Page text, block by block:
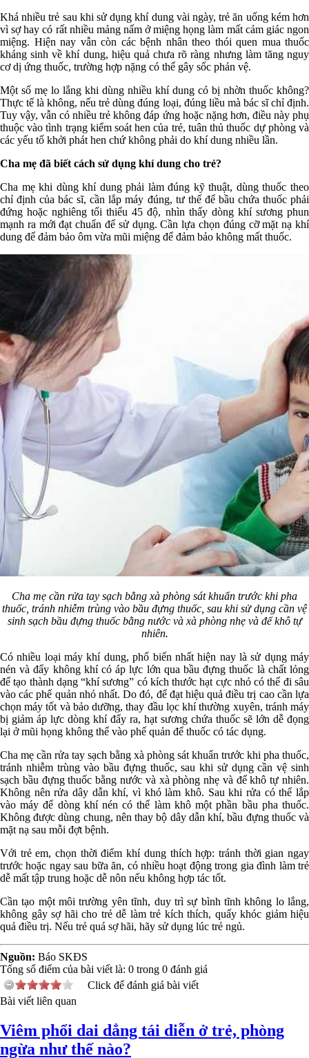
Khá nhiều trẻ sau khi sử dụng khí dung vài ngày, trẻ ăn uống kém hơn
vì sợ hay có rất nhiều mảng nấm ở miệng họng làm mất cảm giác ngon
miệng. Hiện nay vẫn còn các bệnh nhân theo thói quen mua thuốc
kháng sinh về khí dung, hiệu quả chưa rõ ràng nhưng làm tăng nguy
cơ dị ứng thuốc, trường hợp nặng có thể gây sốc phản vệ.
Một số mẹ lo lắng khi dùng nhiều khí dung có bị nhờn thuốc không?
Thực tế là không, nếu trẻ dùng đúng loại, đúng liều mà bác sĩ chỉ định.
Tuy vậy, vẫn có nhiều trẻ không đáp ứng hoặc nặng hơn, điều này phụ
thuộc vào tình trạng kiểm soát hen của trẻ, tuân thủ thuốc dự phòng và
các yếu tố khởi phát hen chứ không phải do khí dung nhiều lần.
Cha mẹ đã biết cách sử dụng khí dung cho trẻ?
Cha mẹ khi dùng khí dung phải làm đúng kỹ thuật, dùng thuốc theo
chỉ định của bác sĩ, cần lắp máy đúng, tư thế để bầu chứa thuốc phải
đứng hoặc nghiêng tối thiểu 45 độ, nhìn thấy dòng khí sương phun
mạnh ra mới đạt chuẩn để sử dụng. Cần lựa chọn đúng cỡ mặt nạ khí
dung để đảm bảo ôm vừa mũi miệng để đảm bảo không mất thuốc.
Cha mẹ cần rửa tay sạch bằng xà phòng sát khuẩn trước khi pha
thuốc, tránh nhiễm trùng vào bầu đựng thuốc, sau khi sử dụng cần vệ
sinh sạch bầu đựng thuốc bằng nước và xà phòng nhẹ và để khô tự
nhiên.
Có nhiều loại máy khí dung, phố biến nhất hiện nay là sử dụng máy
nén và đẩy không khí có áp lực lớn qua bầu đựng thuốc là chất lỏng
để tạo thành dạng “khí sương” có kích thước hạt cực nhỏ có thể đi sâu
vào các phế quản nhỏ nhất. Do đó, để đạt hiệu quả điều trị cao cần lựa
chọn máy tốt và bảo dưỡng, thay đầu lọc khí thường xuyên, tránh máy
bị giảm áp lực dòng khí đẩy ra, hạt sương chứa thuốc sẽ lớn dễ đọng
lại ở mũi họng không thể vào phế quản để thuốc có tác dụng.
Cha mẹ cần rửa tay sạch bằng xà phòng sát khuẩn trước khi pha thuốc,
tránh nhiễm trùng vào bầu đựng thuốc, sau khi sử dụng cần vệ sinh
sạch bầu đựng thuốc bằng nước và xà phòng nhẹ và để khô tự nhiên.
Không nên rửa dây dẫn khí, vì khó làm khô. Sau khi rửa có thể lắp
vào máy để dòng khí nén có thể làm khô một phần bầu pha thuốc.
Không được dùng chung, nên thay bộ dây dẫn khí, bầu đựng thuốc và
mặt nạ sau mỗi đợt bệnh.
Với trẻ em, chọn thời điểm khí dung thích hợp: tránh thời gian ngay
trước hoặc ngay sau bữa ăn, có nhiều hoạt động trong gia đình làm trẻ
dễ mất tập trung hoặc dễ nôn nếu không hợp tác tốt.
Cần tạo một môi trường yên tĩnh, duy trì sự bình tĩnh không lo lắng,
không gây sợ hãi cho trẻ dễ làm trẻ kích thích, quấy khóc giảm hiệu
quả điều trị. Nếu trẻ quá sợ hãi, hãy sử dụng lúc trẻ ngủ.
Nguồn: Báo SKĐS
Tổng số điểm của bài viết là: 0 trong 0 đánh giá
Click để đánh giá bài viết
Bài viết liên quan
Viêm phổi dai dẳng tái diễn ở trẻ, phòng
ngừa như thế nào?